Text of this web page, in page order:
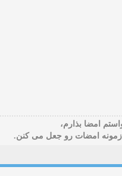
امضا بذارم،
زمونه امضات رو جعل می کنن.